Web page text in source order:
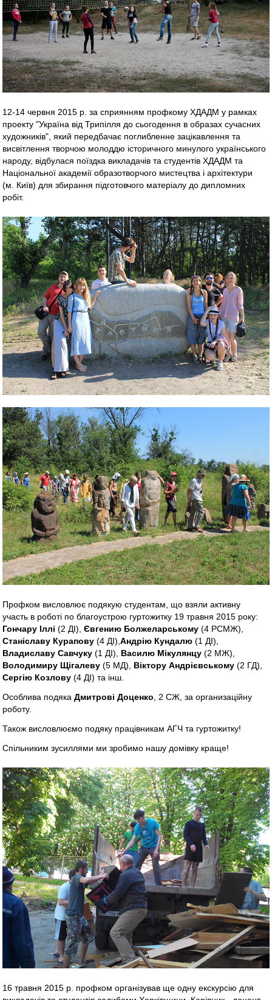
12-14 червня 2015 р. за сприянням профкому ХДАДМ у рамках
проекту "Україна від Трипілля до сьогодення в образах сучасних
художників", який передбачає поглибленне зацікавлення та
висвітлення творчою молоддю історичного минулого українського
народу, відбулася поїздка викладачів та студентів ХДАДМ та
Національної академії образотворчого мистецтва і архітектури
(м. Київ) для збирання підготовчого матеріалу до дипломних
робіт.
Профком висловлює подякую студентам, що взяли активну
участь в роботі по благоустрою гуртожитку 19 травня 2015 року:
Гончару Іллі (2 ДІ),Євгению Болжеларському (4 РСМЖ),
Станіславу Курапову (4 ДІ),Андрію Кундалю (1 ДІ),
Владиславу Савчуку (1 ДІ), Василю Мікулянцу (2 МЖ),
Володимиру Щігалеву (5 МД), Віктору Андрієвському (2 ГД),
Сергію Козлову (4 ДІ) та інш.
Особлива подякаДмитрові Доценко , 2 СЖ, за организаційну
роботу.
Також висловлюємо подяку працівникам АГЧ та гуртожитку!
Спільниким зусиллями ми зробимо нашу домівку краще!
16 травня 2015 р. профком організував ще одну екскурсію для